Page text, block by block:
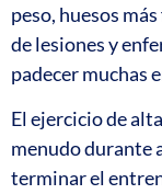
peso, huesos
de lesiones y
padecer muchas
El ejercicio de
menudo durante
terminar el